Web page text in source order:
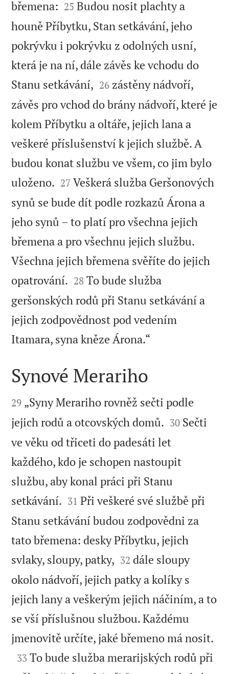
břemena: 

25 Budou nosit plachty a
houně Příbytku, Stan setkávání, jeho
pokrývku i pokrývku z odolných usní,
která je na ní, dále závěs ke vchodu do
Stanu setkávání, 

26 zástěny nádvoří,
závěs pro vchod do brány nádvoří, které je
kolem Příbytku a oltáře, jejich lana a
veškeré příslušenství k jejich službě. A
budou konat službu ve všem, co jim bylo
uloženo. 

27 Veškerá služba Geršonových
synů se bude dít podle rozkazů Árona a
jeho synů – to platí pro všechna jejich
břemena a pro všechnu jejich službu.
Všechna jejich břemena svěříte do jejich
opatrování. 

28 To bude služba
geršonských rodů při Stanu setkávání a
jejich zodpovědnost pod vedením
Itamara, syna kněze Árona.“

Synové Merariho

29 „Syny Merariho rovněž sečti podle
jejich rodů a otcovských domů. 

30 Sečti
ve věku od třiceti do padesáti let
každého, kdo je schopen nastoupit
službu, aby konal práci při Stanu
setkávání. 

31 Při veškeré své službě při
Stanu setkávání budou zodpovědni za
tato břemena: desky Příbytku, jejich
svlaky, sloupy, patky, 

32 dále sloupy
okolo nádvoří, jejich patky a kolíky s
jejich lany a veškerým jejich náčiním, a to
se vší příslušnou službou. Každému
jmenovitě určíte, jaké břemeno má nosit.

33 To bude služba merarijských rodů při